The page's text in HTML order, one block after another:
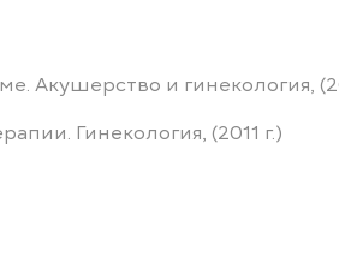
Акушерство и гинекология,
Гинекология, (2011 г.)